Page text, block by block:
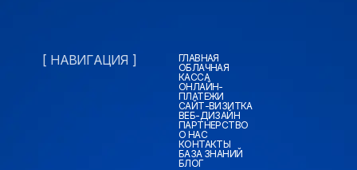
[ НАВИГАЦИЯ ]
ГЛАВНАЯ
ОБЛАЧНАЯ
КАССА
ОНЛАЙН-
ПЛАТЕЖИ
САЙТ-ВИЗИТКА
ВЕБ-ДИЗАЙН
ПАРТНЕРСТВО
О НАС
КОНТАКТЫ
БАЗА ЗНАНИЙ
БЛОГ